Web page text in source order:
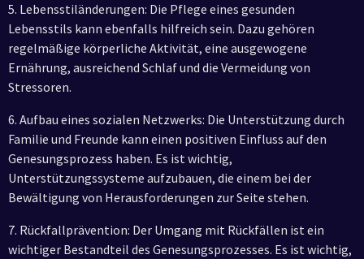
5. Lebensstiländerungen: Die Pflege eines gesunden
Lebensstils kann ebenfalls hilfreich sein. Dazu gehören
regelmäßige körperliche Aktivität, eine ausgewogene
Ernährung, ausreichend Schlaf und die Vermeidung von
Stressoren.
6. Aufbau eines sozialen Netzwerks: Die Unterstützung durch
Familie und Freunde kann einen positiven Einfluss auf den
Genesungsprozess haben. Es ist wichtig,
Unterstützungssysteme aufzubauen, die einem bei der
Bewältigung von Herausforderungen zur Seite stehen.
7. Rückfallprävention: Der Umgang mit Rückfällen ist ein
wichtiger Bestandteil des Genesungsprozesses. Es ist wichtig,